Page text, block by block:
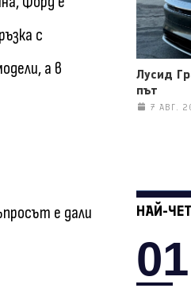
с
а в
е дали
Лусид
път
7 АВГ.
НАЙ-
01